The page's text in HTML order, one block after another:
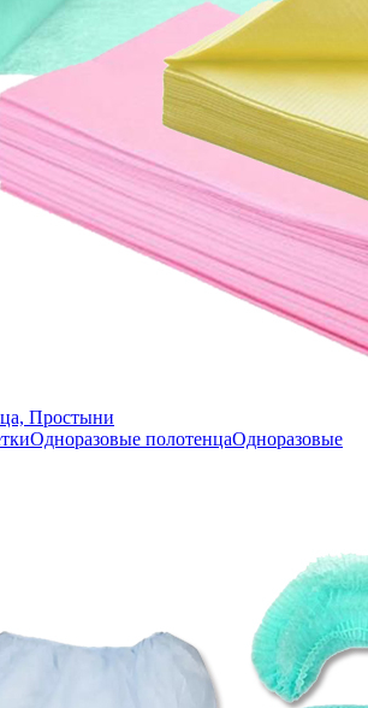
Простыни
Одноразовые полотенцаОдноразовые